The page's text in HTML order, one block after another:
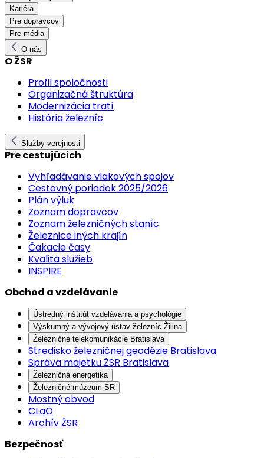
Kariéra
Pre dopravcov
Pre média
O nás
O ŽSR
Profil spoločnosti
Organizačná štruktúra
Modernizácia tratí
História železníc
Služby verejnosti
Pre cestujúcich
Vyhľadávanie vlakových spojov
Cestovný poriadok 2025/2026
Plán výluk
Zoznam dopravcov
Zoznam železničných staníc
Železnice iných krajín
Čakacie časy
Kvalita služieb
INSPIRE
Obchod a vzdelávanie
Ústredný inštitút vzdelávania a psychológie
Výskumný a vývojový ústav železníc Žilina
Železničné telekomunikácie Bratislava
Stredisko železničnej geodézie Bratislava
Správa majetku ŽSR Bratislava
Železničná energetika
Železničné múzeum SR
Mostný obvod
CLaO
Archív ŽSR
Bezpečnosť